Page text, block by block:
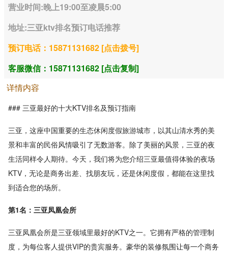
营业时间:晚上19:00至凌晨5:00
地址:三亚ktv排名预订电话推荐
预订电话：15871131682 [点击拨号]
客服微信：15871131682 [点击复制]
详情内容
### 三亚最好的十大KTV排名及预订指南
三亚，这座中国重要的生态休闲度假旅游城市，以其山清水秀的美
景和丰富的民俗风情吸引了无数游客。除了美丽的风景，三亚的夜
生活同样令人期待。今天，我们将为您介绍三亚最值得体验的夜场
KTV，无论是商务出差、找朋友玩，还是休闲度假，都能在这里找
到适合您的场所。
第1名：三亚凤凰会所
三亚凤凰会所是三亚领域里最好的KTV之一。它拥有严格的管理制
度，为每位客人提供VIP的贵宾服务。豪华的装修氛围让每一个商务